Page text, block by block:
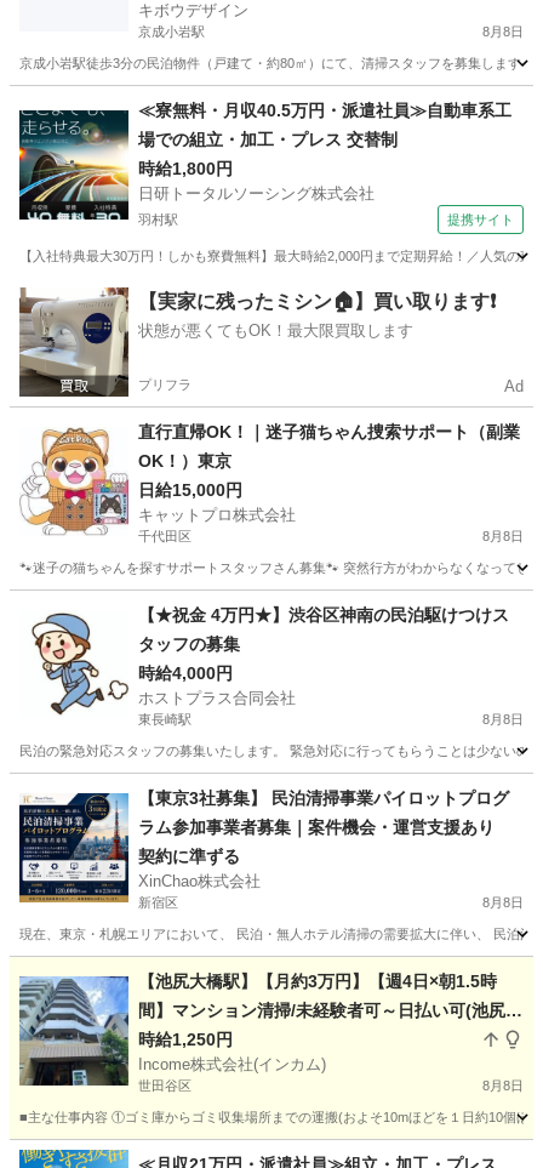
キボウデザイン
京成小岩駅 8月8日
京成小岩駅徒歩3分の民泊物件（戸建て・約80㎡）にて、清掃スタッフを募集します
京成小岩駅 その他 スタッフ
≪寮無料・月収40.5万円・派遣社員≫自動車系工
場での組立・加工・プレス 交替制
時給1,800円
日研トータルソーシング株式会社
羽村駅 提携サイト
【入社特典最大30万円！しかも寮費無料】最大時給2,000円まで定期昇給！／人気の
羽村市 羽村駅 その他
【実家に残ったミシン🏠】買い取ります❗️
状態が悪くてもOK！最大限買取します
プリフラ Ad
直行直帰OK！｜迷子猫ちゃん捜索サポート（副業
OK！）東京
日給15,000円
キャットプロ株式会社
千代田区 8月8日
🐾迷子の猫ちゃんを探すサポートスタッフさん募集🐾 突然行方がわからなくなって
その他 スタッフ
【★祝金 4万円★】渋谷区神南の民泊駆けつけス
タッフの募集
時給4,000円
ホストプラス合同会社
東長崎駅 8月8日
民泊の緊急対応スタッフの募集いたします。 緊急対応に行ってもらうことは少ない
東長崎駅 その他 スタッフ
【東京3社募集】 民泊清掃事業パイロットプログ
ラム参加事業者募集｜案件機会・運営支援あり
契約に準ずる
XinChao株式会社
新宿区 8月8日
現在、東京・札幌エリアにおいて、 民泊・無人ホテル清掃の需要拡大に伴い、 民泊
その他 スタッフ
【池尻大橋駅】【月約3万円】【週4日×朝1.5時
間】マンション清掃/未経験者可～日払い可(池尻大
橋9)
時給1,250円
Income株式会社(インカム)
世田谷区 8月8日
■主な仕事内容 ①ゴミ庫からゴミ収集場所までの運搬(およそ10mほどを１日約10個
東京 世田谷区 その他 東急田園都市線